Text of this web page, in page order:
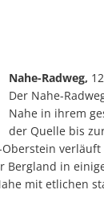
Nahe-Radweg,
Der Nahe-
Nahe in ihrem
der Quelle bis
verläuft
Bergland in
mit etlichen